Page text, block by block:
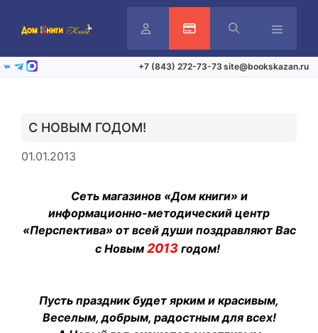
ЛичныйАктивация карты
ВКонтакте
Telegram
Max +7 (843) 272-73-73 site@bookskazan.ru
С НОВЫМ ГОДОМ!
01.01.2013
Сеть магазинов «Дом книги» и
информационно-методический центр
«Перспектива» от всей души поздравляют Вас
с Новым 2013 годом!
Пусть праздник будет ярким и красивым,
Веселым, добрым, радостным для всех!